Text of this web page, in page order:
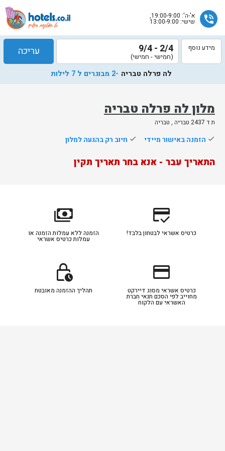
phone_in_talk א'-ה': 19:00-9:00,
שישי: 13:00-9:00
מלון לה פרלה טבריה
ת ד 2437 טבריה , טבריה
מידע נוסף 2/4 - 9/4
(חמישי - חמישי) עריכה
לה פרלה טבריה -2 מבוגרים ל 7 לילות
done הזמנה באישור מיידי done חיוב רק בהגעה למלון
התאריך עבר - אנא בחר תאריך תקין
שלח
הוטלס
credit_score
כרטיס אשראי לבטחון בלבד!
payments
הזמנה ללא עמלות הזמנה או
עמלות כרטיס אשראי
credit_card
כרטיס אשראי מסוג דיירקט
מחוייב לפי הסכם תנאי חברת
האשראי עם הלקוח
lock_clock
תהליך ההזמנה מאובטח